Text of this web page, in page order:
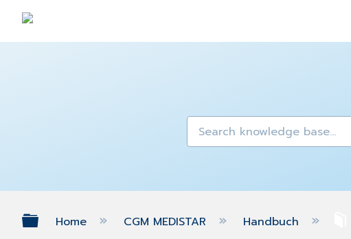
Expand/collapse global hierarchy
Home CGM MEDISTAR Handbuch